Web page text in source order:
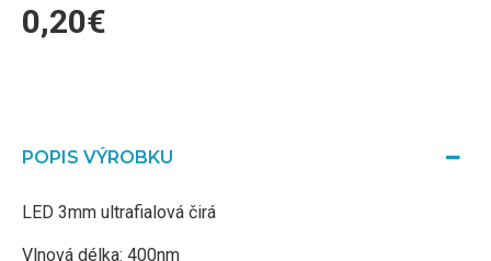
0,20€
POPIS VÝROBKU
LED 3mm ultrafialová čirá
Vlnová délka: 400nm